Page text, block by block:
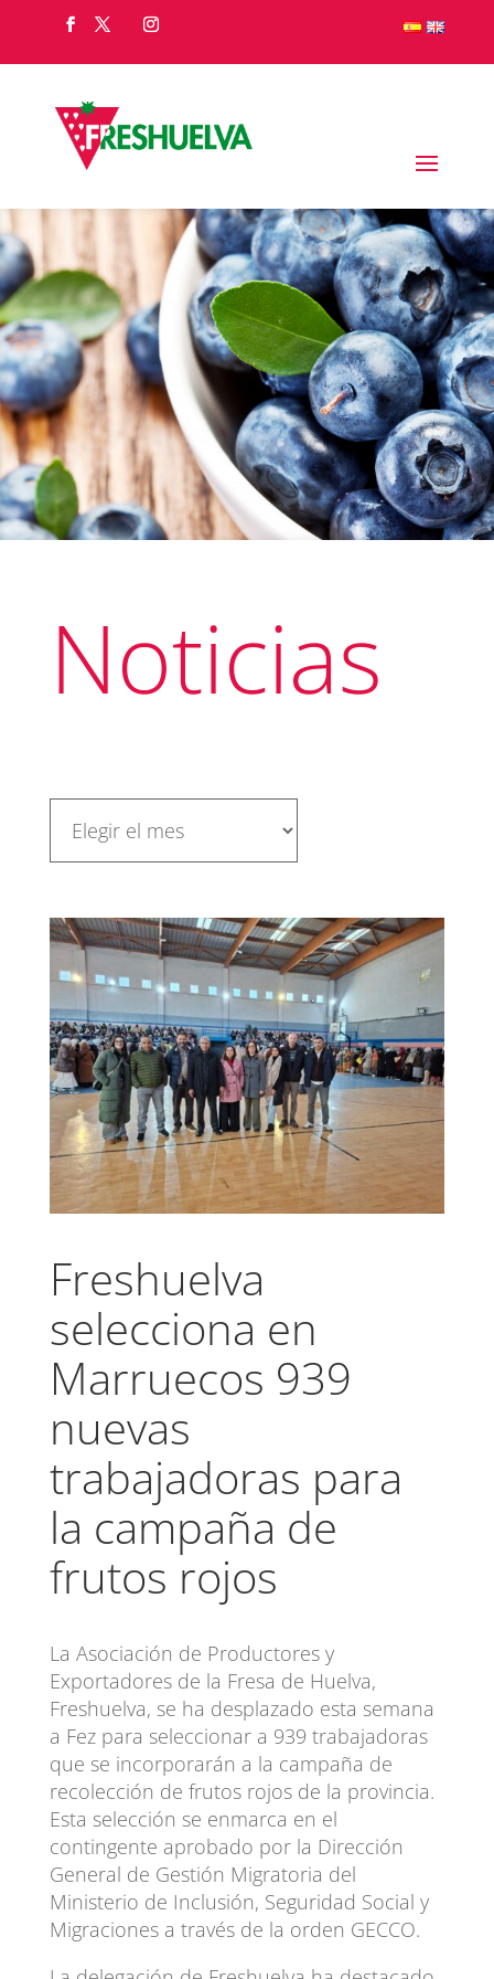
Noticias
Freshuelva
selecciona en
Marruecos 939
nuevas
trabajadoras para
la campaña de
frutos rojos
La Asociación de Productores y
Exportadores de la Fresa de Huelva,
Freshuelva, se ha desplazado esta semana
a Fez para seleccionar a 939 trabajadoras
que se incorporarán a la campaña de
recolección de frutos rojos de la provincia.
Esta selección se enmarca en el
contingente aprobado por la Dirección
General de Gestión Migratoria del
Ministerio de Inclusión, Seguridad Social y
Migraciones a través de la orden GECCO.